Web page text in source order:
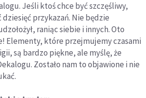
Jeśli ktoś chce być szczęśliwy,
dziesięć przykazań. Nie będzie
raniąc siebie i innych. Oto
Elementy, które przejmujemy czasami
są bardzo piękne, ale myślę, że
Zostało nam to objawione i nie